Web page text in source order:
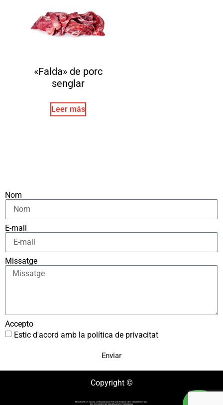
«Falda» de porc
senglar
Leer más
Nom
E-mail
Missatge
Accepto
Estic d'acord amb la política de privacitat
Enviar
Copyright ©